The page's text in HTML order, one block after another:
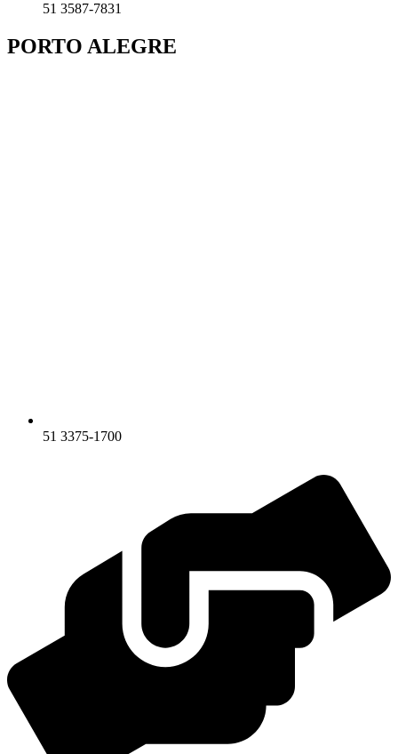
51 3587-7831
PORTO ALEGRE
51 3375-1700